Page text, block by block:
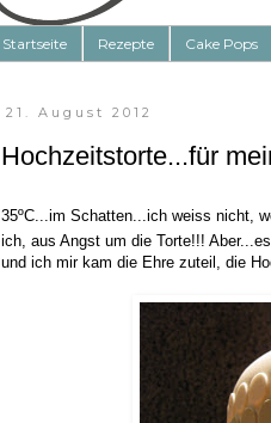
Startseite Rezepte Cake Pops
21. August 2012
Hochzeitstorte...für
35ºC...im Schatten...ich weiss nicht,
ich, aus Angst um die Torte!!!
und ich mir kam die Ehre zuteil, die